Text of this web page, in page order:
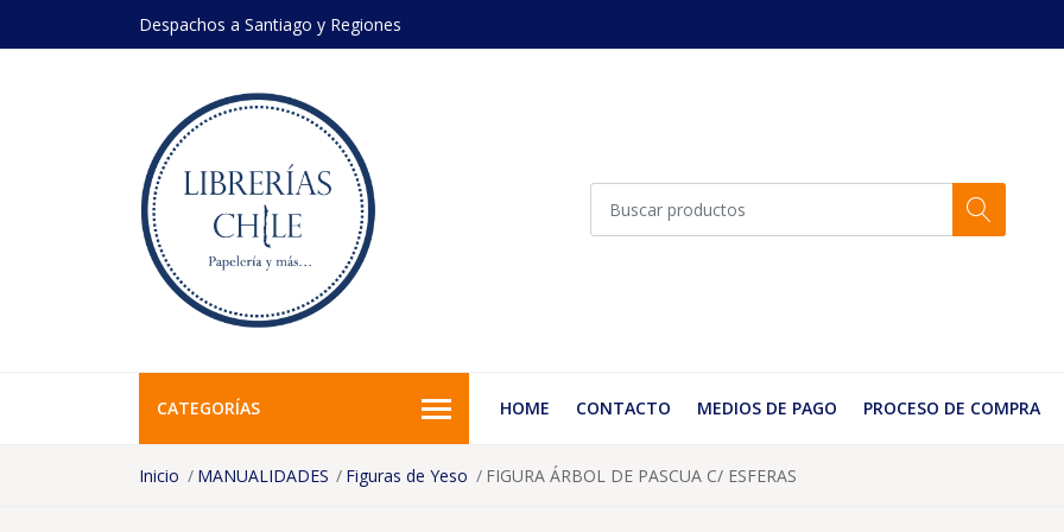
Despachos a Santiago y Regiones
CATEGORÍAS HOME CONTACTO MEDIOS DE PAGO PROCESO DE COMPRA
Inicio MANUALIDADES Figuras de Yeso FIGURA ÁRBOL DE PASCUA C/ ESFERAS